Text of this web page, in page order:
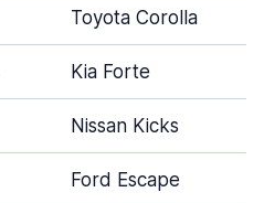
Toyota Corolla
Kia Forte
Nissan Kicks
Ford Escape